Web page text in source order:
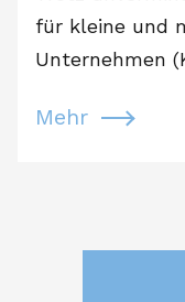
für kleine und
Unternehmen
Mehr